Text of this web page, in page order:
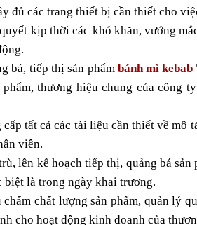
đủ các trang thiết bị cần thiết cho
kịp thời các khó khăn, vướng
bá, tiếp thị sản phẩm bánh mì kebab
thương hiệu chung của công
tất cả các tài liệu cần thiết về mô
viên.
lên kế hoạch tiếp thị, quảng bá
biệt là trong ngày khai trương.
chấm chất lượng sản phẩm, quản lý
cho hoạt động kinh doanh của